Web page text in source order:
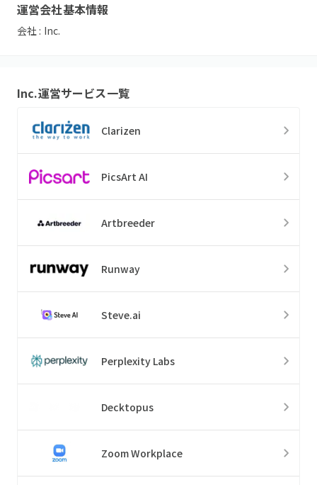
運営会社基本情報
会社 : Inc.
Inc.運営サービス一覧
Clarizen
PicsArt AI
Artbreeder
Runway
Steve.ai
Perplexity Labs
Decktopus
Zoom Workplace